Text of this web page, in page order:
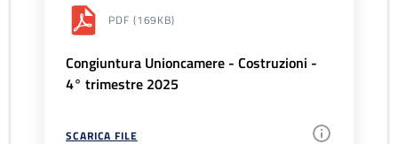
PDF (169KB)
Congiuntura Unioncamere - Costruzioni -
4° trimestre 2025
SCARICA FILE